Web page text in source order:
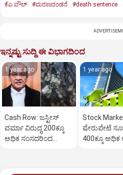
ಕೆಎ ಪೌಲ್
#ಮರಣದಂಡನೆ #death sentence
ಇನ್ನಷ್ಟು ಸುದ್ದಿ ಈ ವಿಭಾಗದಿಂದ
1 year ago
Cash Row: ಜಸ್ಟೀಸ್‌
ವರ್ಮಾ ವಿರುದ್ಧ 200ಕ್ಕೂ
ಅಧಿಕ ಸಂಸದರಿಂದ
1 year ago
Stock
ಷೇರುಪೇಟೆ
400ಕ್ಕೂ ಅಧಿಕ